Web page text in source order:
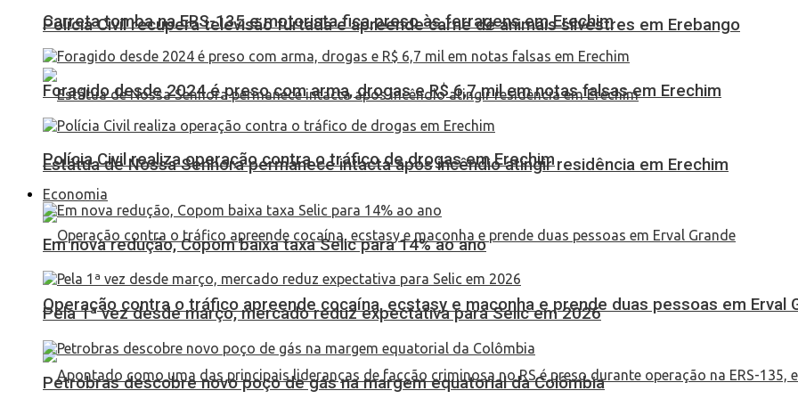
Polícia Civil recupera televisão furtada e apreende carne de animais silvestres em Erebango
Estátua de Nossa Senhora permanece intacta após incêndio atingir residência em Erechim
Operação contra o tráfico apreende cocaína, ecstasy e maconha e prende duas pessoas em Erval
Carreta tomba na ERS-135 e motorista fica preso às ferragens em Erechim
Foragido desde 2024 é preso com arma, drogas e R$ 6,7 mil em notas falsas em Erechim
Polícia Civil realiza operação contra o tráfico de drogas em Erechim
Economia
Em nova redução, Copom baixa taxa Selic para 14% ao ano
Pela 1ª vez desde março, mercado reduz expectativa para Selic em 2026
Petrobras descobre novo poço de gás na margem equatorial da Colômbia